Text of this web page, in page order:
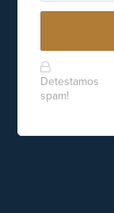
Detestamos
spam!